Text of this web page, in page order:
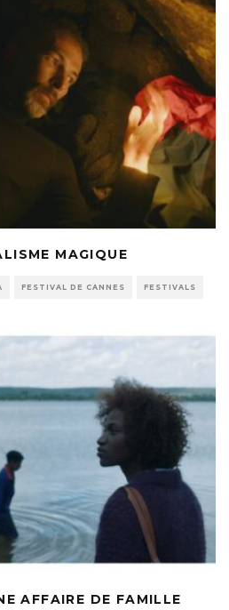
MAGIQUE
FESTIVAL DE CANNES FESTIVALS
AFFAIRE DE FAMILLE